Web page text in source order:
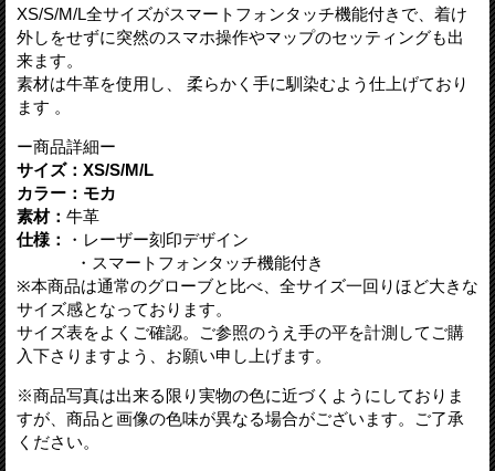
XS/S/M/L全サイズがスマートフォンタッチ機能付きで、着け
外しをせずに突然のスマホ操作やマップのセッティングも出
来ます。
素材は牛革を使用し、 柔らかく手に馴染むよう仕上げており
ます 。
ー商品詳細ー
サイズ：XS/S/M/L
カラー：モカ
素材： 牛革
仕様：
・レーザー刻印デザイン
・スマートフォンタッチ機能付き
※本商品は通常のグローブと比べ、全サイズ一回りほど大きな
サイズ感となっております。
サイズ表をよくご確認。ご参照のうえ手の平を計測してご購
入下さりますよう、お願い申し上げます。
※商品写真は出来る限り実物の色に近づくようにしておりま
すが、商品と画像の色味が異なる場合がございます。ご了承
ください。